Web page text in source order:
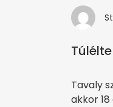
Tavaly
akkor